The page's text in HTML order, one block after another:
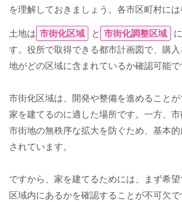
を理解しておきましょう。各市区町村には
土地は 市街化区域 と 市街化調整区域
す。役所で取得できる都市計画図で、購
地がどの区域に含まれているか確認可能で
市街化区域は、開発や整備を進めることが
家を建てるのに適した場所です。一方、市
市街地の無秩序な拡大を防ぐため、基本
されています。
ですから、家を建てるためには、まず希
区域内にあるかを確認することが不可欠で